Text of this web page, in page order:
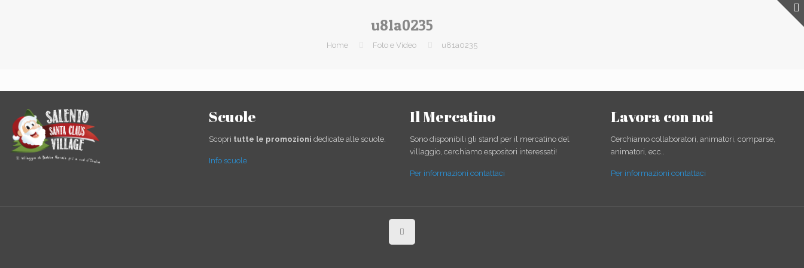
u81a0235
Home Foto e Video u81a0235
Scuole
Scopri tutte le promozioni dedicate alle scuole.
Info scuole
Il Mercatino
Sono disponibili gli stand per il mercatino del
villaggio, cerchiamo espositori interessati!
Per informazioni contattaci
Lavora con noi
Cerchiamo collaboratori, animatori, comparse,
animatori, ecc..
Per informazioni contattaci